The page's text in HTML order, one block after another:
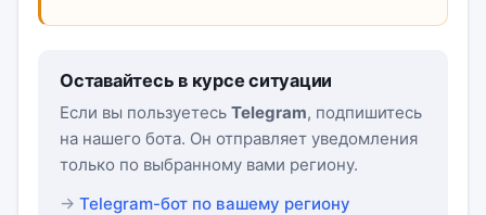
Оставайтесь в курсе ситуации
Если вы пользуетесь Telegram, подпишитесь
на нашего бота. Он отправляет уведомления
только по выбранному вами региону.
Telegram-бот по вашему региону